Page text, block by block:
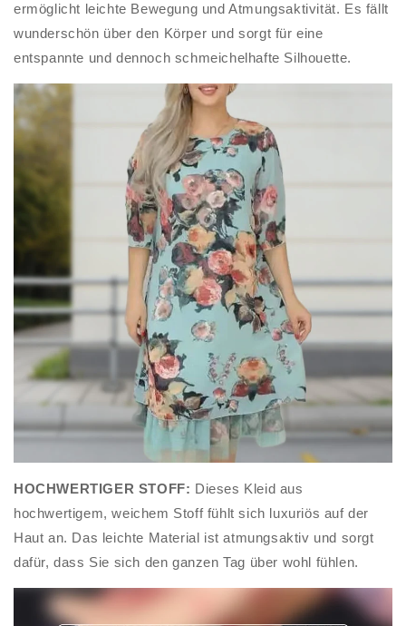
ermöglicht leichte Bewegung und Atmungsaktivität. Es fällt
wunderschön über den Körper und sorgt für eine
entspannte und dennoch schmeichelhafte Silhouette.
HOCHWERTIGER STOFF: Dieses Kleid aus
hochwertigem, weichem Stoff fühlt sich luxuriös auf der
Haut an. Das leichte Material ist atmungsaktiv und sorgt
dafür, dass Sie sich den ganzen Tag über wohl fühlen.